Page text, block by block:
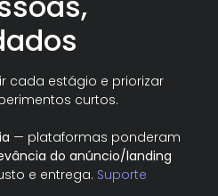
cada estágio e priorizar
curtos.
— plataformas ponderam
do anúncio/landing
e entrega. Suporte